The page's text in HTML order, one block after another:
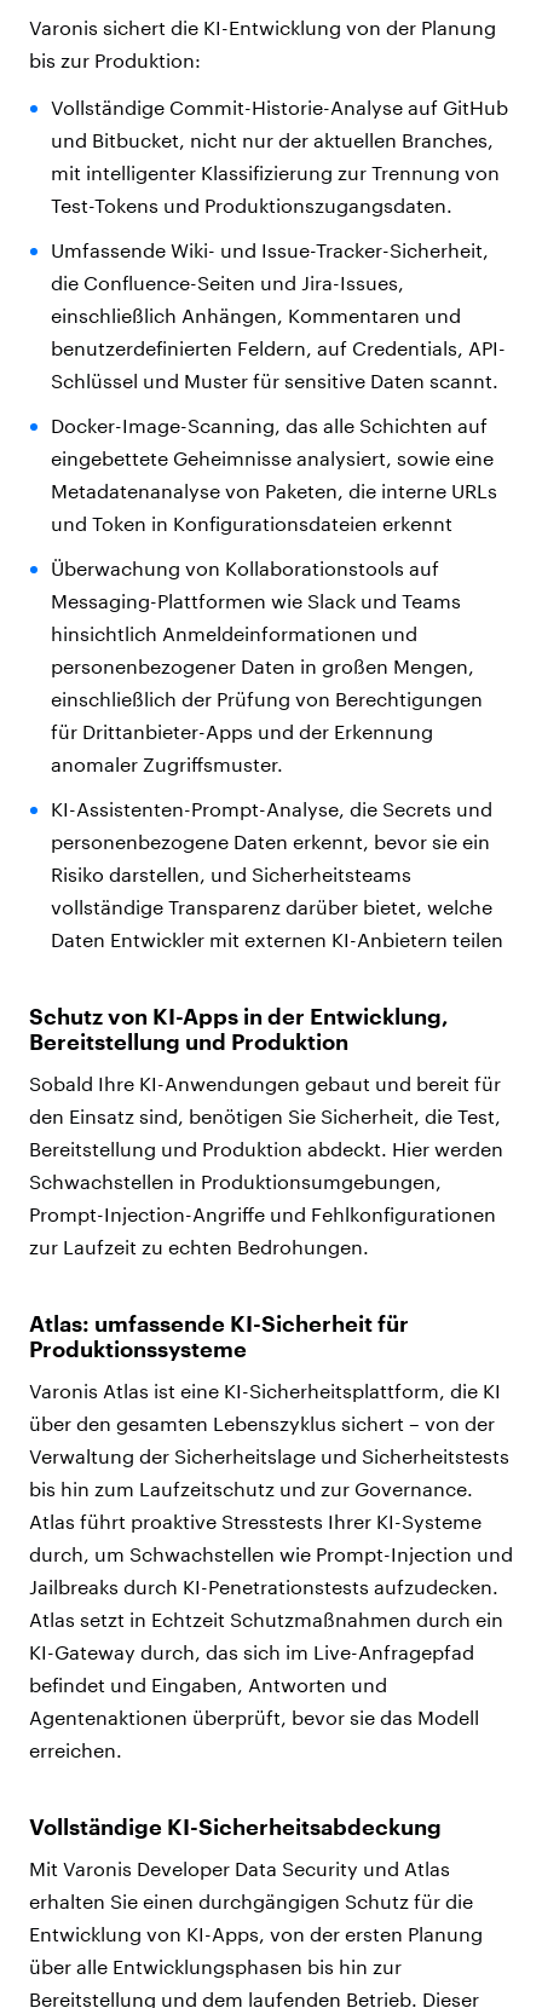
Varonis sichert die KI-Entwicklung von der Planung
bis zur Produktion:
Vollständige Commit-Historie-Analyse auf GitHub
und Bitbucket, nicht nur der aktuellen Branches,
mit intelligenter Klassifizierung zur Trennung von
Test-Tokens und Produktionszugangsdaten.
Umfassende Wiki- und Issue-Tracker-Sicherheit,
die Confluence-Seiten und Jira-Issues,
einschließlich Anhängen, Kommentaren und
benutzerdefinierten Feldern, auf Credentials, API-
Schlüssel und Muster für sensitive Daten scannt.
Docker-Image-Scanning, das alle Schichten auf
eingebettete Geheimnisse analysiert, sowie eine
Metadatenanalyse von Paketen, die interne URLs
und Token in Konfigurationsdateien erkennt
Überwachung von Kollaborationstools auf
Messaging-Plattformen wie Slack und Teams
hinsichtlich Anmeldeinformationen und
personenbezogener Daten in großen Mengen,
einschließlich der Prüfung von Berechtigungen
für Drittanbieter-Apps und der Erkennung
anomaler Zugriffsmuster.
KI-Assistenten-Prompt-Analyse, die Secrets und
personenbezogene Daten erkennt, bevor sie ein
Risiko darstellen, und Sicherheitsteams
vollständige Transparenz darüber bietet, welche
Daten Entwickler mit externen KI-Anbietern teilen
Schutz von KI-Apps in der Entwicklung,
Bereitstellung und Produktion
Sobald Ihre KI-Anwendungen gebaut und bereit für
den Einsatz sind, benötigen Sie Sicherheit, die Test,
Bereitstellung und Produktion abdeckt. Hier werden
Schwachstellen in Produktionsumgebungen,
Prompt-Injection-Angriffe und Fehlkonfigurationen
zur Laufzeit zu echten Bedrohungen.
Atlas: umfassende KI-Sicherheit für
Produktionssysteme
Varonis Atlas ist eine KI-Sicherheitsplattform, die KI
über den gesamten Lebenszyklus sichert – von der
Verwaltung der Sicherheitslage und Sicherheitstests
bis hin zum Laufzeitschutz und zur Governance.
Atlas führt proaktive Stresstests Ihrer KI-Systeme
durch, um Schwachstellen wie Prompt-Injection und
Jailbreaks durch KI-Penetrationstests aufzudecken.
Atlas setzt in Echtzeit Schutzmaßnahmen durch ein
KI-Gateway durch, das sich im Live-Anfragepfad
befindet und Eingaben, Antworten und
Agentenaktionen überprüft, bevor sie das Modell
erreichen.
Vollständige KI-Sicherheitsabdeckung
Mit Varonis Developer Data Security und Atlas
erhalten Sie einen durchgängigen Schutz für die
Entwicklung von KI-Apps, von der ersten Planung
über alle Entwicklungsphasen bis hin zur
Bereitstellung und dem laufenden Betrieb. Dieser